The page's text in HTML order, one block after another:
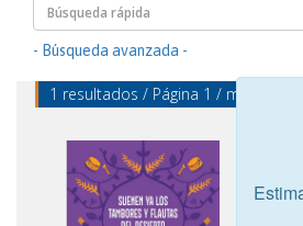
- Búsqueda avanzada -
1 resultados / Página 1 / mostrando